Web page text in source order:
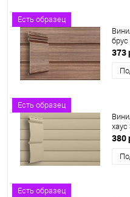
Есть образец
373
Есть образец
380
Есть образец